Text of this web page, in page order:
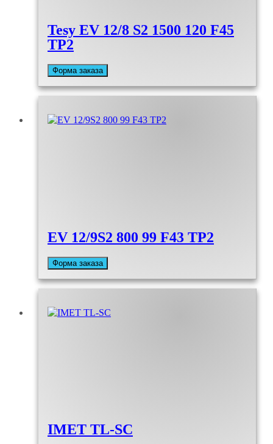
Tesy EV 12/8 S2 1500 120 F45
TP2
Форма заказа
EV 12/9S2 800 99 F43 TP2
Форма заказа
IMET TL-SC